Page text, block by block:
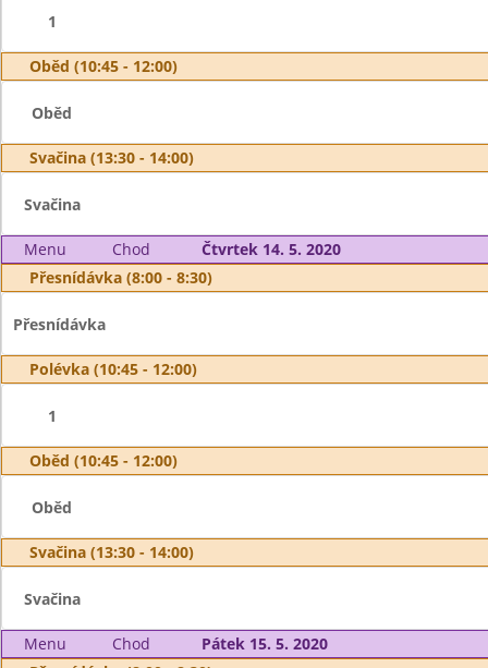
1
Oběd (10:45 - 12:00)
Oběd
Svačina (13:30 - 14:00)
Svačina
Menu Chod
Čtvrtek 14. 5. 2020
Přesnídávka (8:00 - 8:30)
Přesnídávka
Polévka (10:45 - 12:00)
1
Oběd (10:45 - 12:00)
Oběd
Svačina (13:30 - 14:00)
Svačina
Menu Chod
Pátek 15. 5. 2020